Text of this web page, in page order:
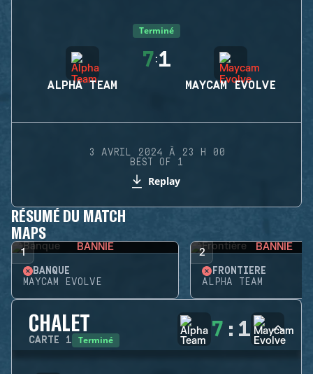
Terminé
ALPHA TEAM
7:1
MAYCAM EVOLVE
3 AVRIL 2024 À 23 H 00
BEST OF 1
Replay
RÉSUMÉ DU MATCH
MAPS
1 BANNIE
BANQUE
MAYCAM EVOLVE
2 BANNIE
FRONTIÈRE
ALPHA TEAM
CHALET
CARTE 1 Terminé 7 : 1